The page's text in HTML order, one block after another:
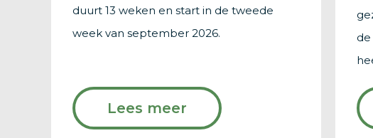
duurt 13 weken en start in de tweede
week van september 2026.
Lees meer